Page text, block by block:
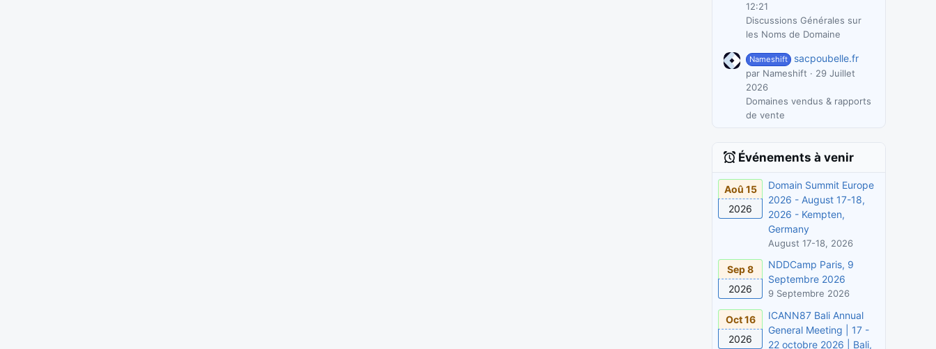
12:21
Discussions Générales sur
les Noms de Domaine
Nameshift sacpoubelle.fr
par Nameshift
29 Juillet
2026
Domaines vendus & rapports
de vente
Événements à venir
Aoû 15
2026
Domain Summit Europe
2026 - August 17-18,
2026 - Kempten,
Germany
August 17-18, 2026
Sep 8
2026
NDDCamp Paris, 9
Septembre 2026
9 Septembre 2026
Oct 16
2026
ICANN87 Bali Annual
General Meeting | 17 -
22 octobre 2026 | Bali,